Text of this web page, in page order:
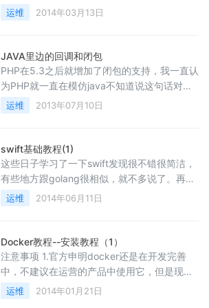
nginx-1.5.11+php-5.5.10+mysql-5.6.16,然后
我把nginx平滑升级到...
运维 2014年03月13日
JAVA里边的回调和闭包
PHP在5.3之后就增加了闭包的支持，我一直认
为PHP就一直在模仿java不知道说这句话对不
对，但是今天我给大家讲的就是java来实现回
调和闭包，java的...
运维 2013年07月10日
swift基础教程(1)
这些日子学习了一下swift发现很不错很简洁，
有些地方跟golang很相似，就不多说了。再多
说一点，有了weiduyun.com，我会一直维
护，希望大家来提交代...
运维 2014年06月11日
Docker教程--安装教程（1）
注意事项 1.官方申明docker还是在开发完善
中，不建议在运营的产品中使用它，但是现在
离正式版越来越接近了，请关注我们的博客
http://blog.docker...
运维 2014年01月21日